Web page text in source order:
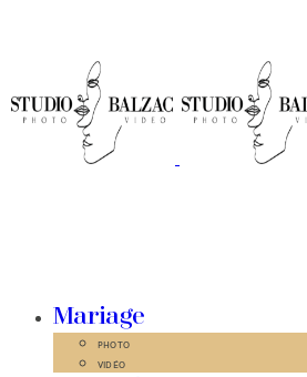
Mariage
PHOTO
VIDÉO